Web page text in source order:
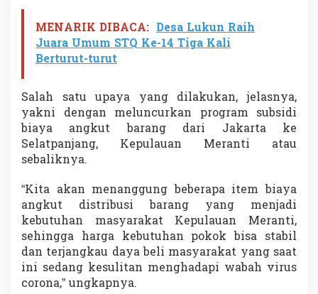
n
j
a
n
MENARIK DIBACA: Desa Lukun Raih
Juara Umum STQ Ke-14 Tiga Kali
Berturut-turut
Salah satu upaya yang dilakukan, jelasnya,
yakni dengan meluncurkan program subsidi
biaya angkut barang dari Jakarta ke
Selatpanjang, Kepulauan Meranti atau
sebaliknya.
“Kita akan menanggung beberapa item biaya
angkut distribusi barang yang menjadi
kebutuhan masyarakat Kepulauan Meranti,
sehingga harga kebutuhan pokok bisa stabil
dan terjangkau daya beli masyarakat yang saat
ini sedang kesulitan menghadapi wabah virus
corona,” ungkapnya.